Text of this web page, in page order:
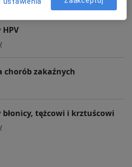
Szczepienie przeciw HPV
chorób zakaźnych
lekarza chorób zakaźnych
błonicy, tężcowi i krztuścowi
Szczepienie przeciw błonicy,